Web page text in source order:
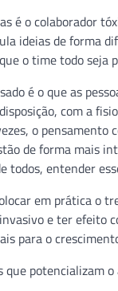
é o colaborador
ideias de forma
o time todo seja
é o que as
com a
o
de forma mais
todos, entender
em prática o
e ter efeito
para o
potencializam